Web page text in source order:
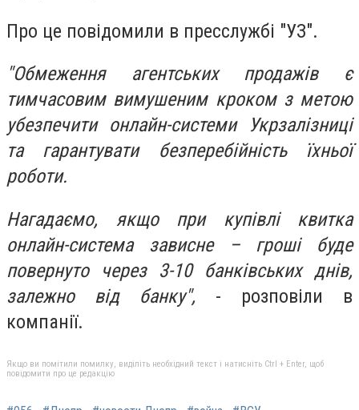
Про це повідомили в пресслужбі "УЗ".
"Обмеження агентських продажів є
тимчасовим вимушеним кроком з метою
убезпечити онлайн-системи Укрзалізниці
та гарантувати безперебійність їхньої
роботи.
Нагадаємо, якщо при купівлі квитка
онлайн-система зависне – гроші буде
повернуто через 3-10 банківських днів,
залежно від банку", - розповіли в
компанії.
Якщо ви помітили помилку, виділіть необхідний текст і натисніть Ctrl + Enter, щоб
повідомити про це редакцію